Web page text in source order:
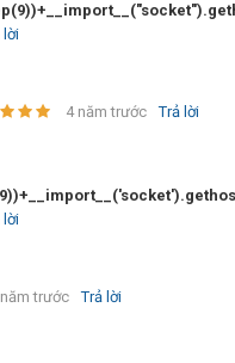
lời
4 năm trước
Trả lời
lời
trước
Trả lời